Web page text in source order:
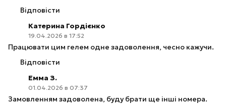
Відповісти
Катерина Гордієнко
19.04.2026 в 17:52
Працювати цим гелем одне задоволення, чесно кажучи.
Відповісти
Емма З.
01.04.2026 в 07:37
Замовленням задоволена, буду брати ще інші номера.